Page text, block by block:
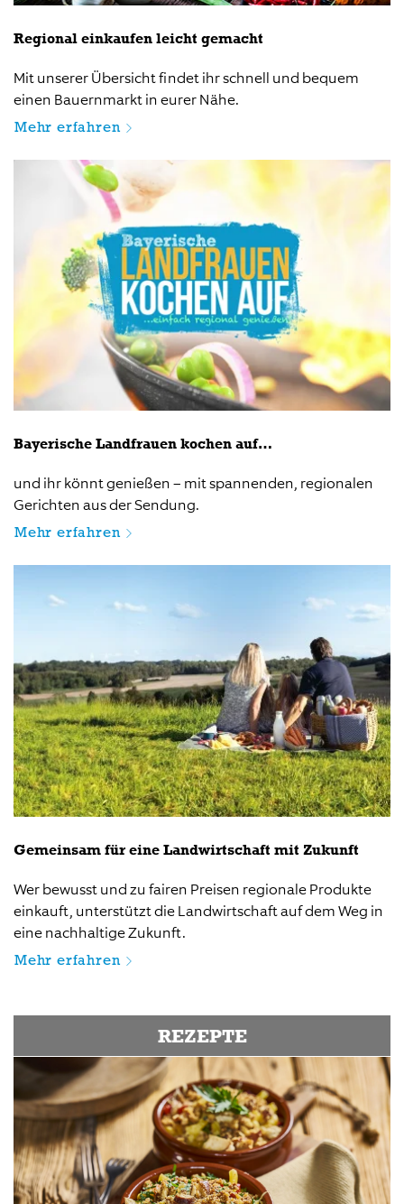
Regional einkaufen leicht gemacht
Mit unserer Übersicht findet ihr schnell und bequem
einen Bauernmarkt in eurer Nähe.
Mehr erfahren
Bayerische Landfrauen kochen auf…
und ihr könnt genießen – mit spannenden, regionalen
Gerichten aus der Sendung.
Mehr erfahren
Gemeinsam für eine Landwirtschaft mit Zukunft
Wer bewusst und zu fairen Preisen regionale Produkte
einkauft, unterstützt die Landwirtschaft auf dem Weg in
eine nachhaltige Zukunft.
Mehr erfahren
REZEPTE